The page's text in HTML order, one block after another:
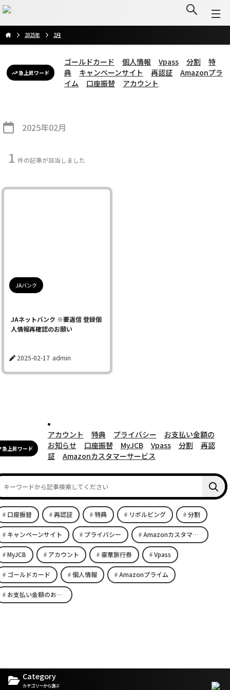
2025年 2月
急上昇ワード
ゴールドカード 個人情報 Vpass 分割
特
典
キャンペーンサイト 再認証
Amazonプラ
イム
口座振替 アカウント
2025年02月
1 件の記事が該当しました
JAバンク
JAネットバンク ※要返信 登録個
人情報再確認のお願い
2025-02-17 admin
急上昇ワード
アカウント 特典 プライバシー
お支払い金額の
お知らせ
口座振替 MyJCB Vpass 分割
再認
証
Amazonカスタマーサービス
口座振替 再認証 特典 リボルビング 分割
キャンペーンサイト プライバシー Amazonカスタマーサービス
MyJCB アカウント 豪華旅行券 Vpass
ゴールドカード 個人情報 Amazonプライム
お支払い金額のお知らせ
Category
カテゴリーから選ぶ